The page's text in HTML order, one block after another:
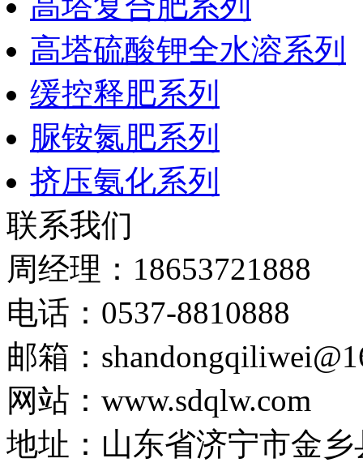
高塔硫酸钾全水溶系列
缓控释肥系列
脲铵氮肥系列
挤压氨化系列
联系我们
周经理：18653721888
电话：0537-8810888
邮箱：
网站：www.sdqlw.com
地址：山东省济宁市金